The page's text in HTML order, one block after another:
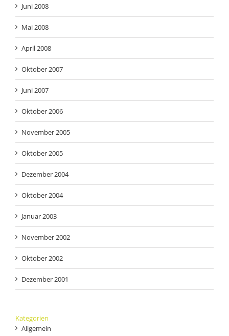
Juni 2008
Mai 2008
April 2008
Oktober 2007
Juni 2007
Oktober 2006
November 2005
Oktober 2005
Dezember 2004
Oktober 2004
Januar 2003
November 2002
Oktober 2002
Dezember 2001
Kategorien
Allgemein